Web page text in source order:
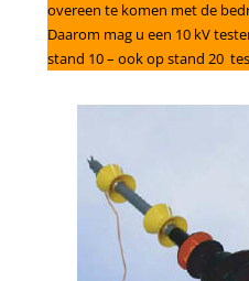
overeen te komen met de
Daarom mag u een 10 kV
stand 10 – ook op stand 20